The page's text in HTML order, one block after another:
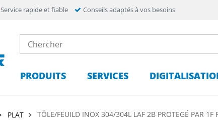
Service rapide et fiable Conseils adaptés à vos besoins
PRODUITS SERVICES
PLAT TÔLE/FEUILD INOX 304/304L LAF 2B PROTEGÉ PAR 1F